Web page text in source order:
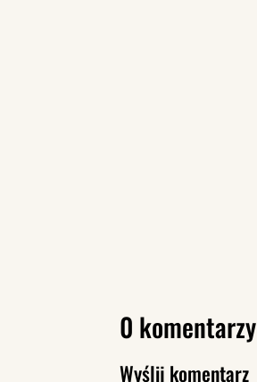
0 komentarzy
Wyślij komentarz